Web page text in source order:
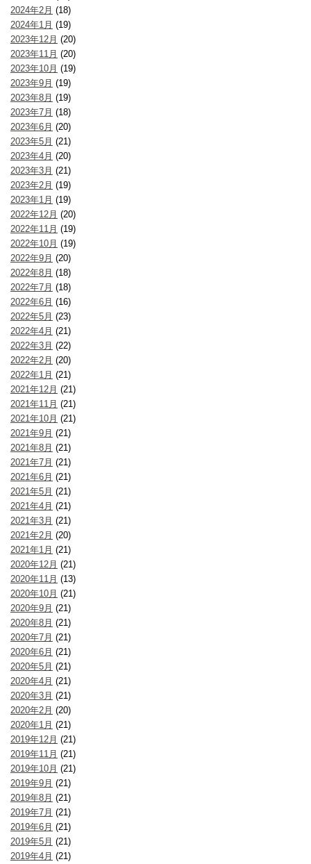
2024年2月 (18)
2024年1月 (19)
2023年12月 (20)
2023年11月 (20)
2023年10月 (19)
2023年9月 (19)
2023年8月 (19)
2023年7月 (18)
2023年6月 (20)
2023年5月 (21)
2023年4月 (20)
2023年3月 (21)
2023年2月 (19)
2023年1月 (19)
2022年12月 (20)
2022年11月 (19)
2022年10月 (19)
2022年9月 (20)
2022年8月 (18)
2022年7月 (18)
2022年6月 (16)
2022年5月 (23)
2022年4月 (21)
2022年3月 (22)
2022年2月 (20)
2022年1月 (21)
2021年12月 (21)
2021年11月 (21)
2021年10月 (21)
2021年9月 (21)
2021年8月 (21)
2021年7月 (21)
2021年6月 (21)
2021年5月 (21)
2021年4月 (21)
2021年3月 (21)
2021年2月 (20)
2021年1月 (21)
2020年12月 (21)
2020年11月 (13)
2020年10月 (21)
2020年9月 (21)
2020年8月 (21)
2020年7月 (21)
2020年6月 (21)
2020年5月 (21)
2020年4月 (21)
2020年3月 (21)
2020年2月 (20)
2020年1月 (21)
2019年12月 (21)
2019年11月 (21)
2019年10月 (21)
2019年9月 (21)
2019年8月 (21)
2019年7月 (21)
2019年6月 (21)
2019年5月 (21)
2019年4月 (21)